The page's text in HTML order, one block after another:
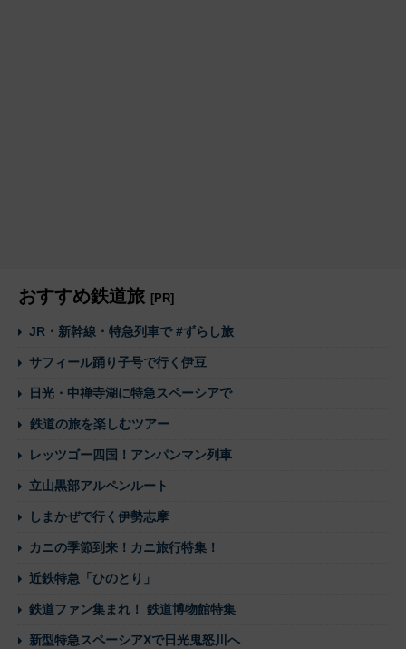
おすすめ鉄道旅 [PR]
JR・新幹線・特急列車で #ずらし旅
サフィール踊り子号で行く伊豆
日光・中禅寺湖に特急スペーシアで
鉄道の旅を楽しむツアー
レッツゴー四国！アンパンマン列車
立山黒部アルペンルート
しまかぜで行く伊勢志摩
カニの季節到来！カニ旅行特集！
近鉄特急「ひのとり」
鉄道ファン集まれ！ 鉄道博物館特集
新型特急スペーシアXで日光鬼怒川へ